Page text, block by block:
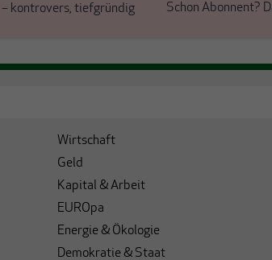
kontrovers, tiefgründig
Schon Abonnent?
Wirtschaft
Geld
Kapital & Arbeit
EUROpa
Energie & Ökologie
Demokratie & Staat